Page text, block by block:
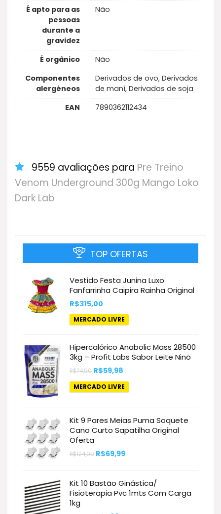
É apto para as
pessoas
durante a
gravidez
Não
É orgânico
Não
Componentes
alergéneos
Derivados de ovo, Derivados
de maní, Derivados de soja
EAN
7890362112434
9559 avaliações para Pre Treino
Venom Underground 300g Mango Loko
Dark Lab
TOP OFERTAS
Vestido Festa Junina Luxo
Fanfarrinha Caipira Rainha Original
R$315,00
MERCADO LIVRE
Hipercalórico Anabolic Mass 28500
3kg – Profit Labs Sabor Leite Ninõ
R$74,90 O
original
era:
R$59,98
atual
é:
MERCADO LIVRE
Kit 9 Pares Meias Puma Soquete
Cano Curto Sapatilha Original
Oferta
R$124,00 O
preço
R$124,00.
R$69,99O
R$69,99.
Kit 10 Bastão Ginástica/
Fisioterapia Pvc 1mts Com Carga
1kg